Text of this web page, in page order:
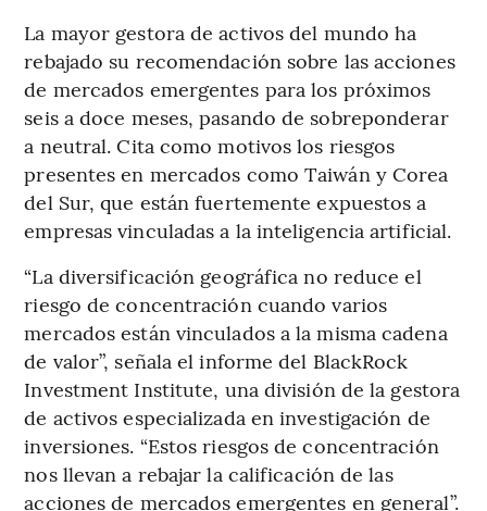
La mayor gestora de activos del mundo ha
rebajado su recomendación sobre las acciones
de mercados emergentes para los próximos
seis a doce meses, pasando de sobreponderar
a neutral. Cita como motivos los riesgos
presentes en mercados como Taiwán y Corea
del Sur, que están fuertemente expuestos a
empresas vinculadas a la inteligencia artificial.
“La diversificación geográfica no reduce el
riesgo de concentración cuando varios
mercados están vinculados a la misma cadena
de valor”, señala el informe del BlackRock
Investment Institute, una división de la gestora
de activos especializada en investigación de
inversiones. “Estos riesgos de concentración
nos llevan a rebajar la calificación de las
acciones de mercados emergentes en general”.